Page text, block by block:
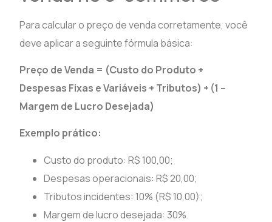
Para calcular o preço de venda corretamente, você
deve aplicar a seguinte fórmula básica:
Preço de Venda = (Custo do Produto +
Despesas Fixas e Variáveis + Tributos) ÷ (1 –
Margem de Lucro Desejada)
Exemplo prático:
Custo do produto: R$ 100,00;
Despesas operacionais: R$ 20,00;
Tributos incidentes: 10% (R$ 10,00);
Margem de lucro desejada: 30%.